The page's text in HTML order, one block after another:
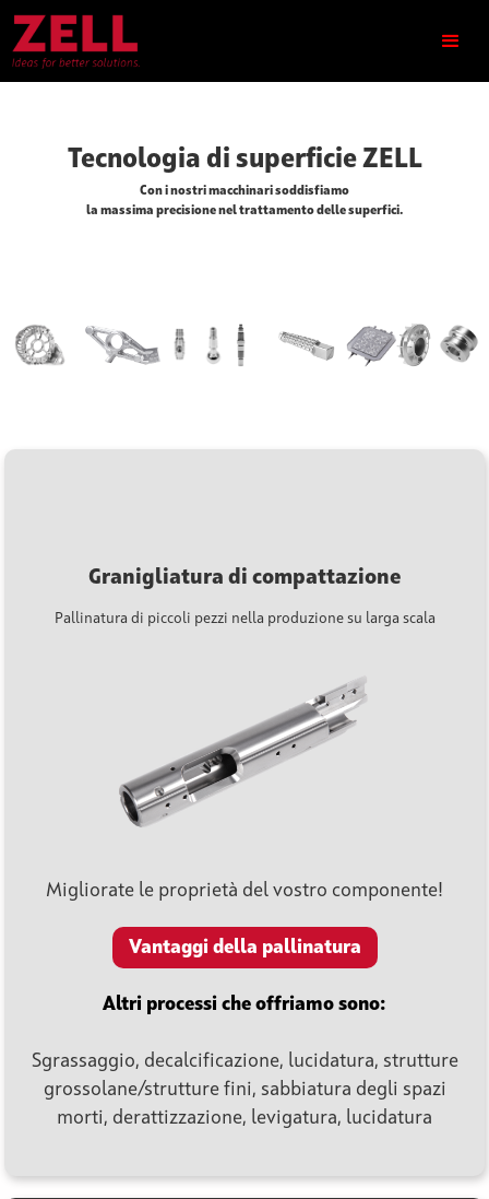
Tecnologia di superficie ZELL
Con i nostri macchinari soddisfiamo
la massima precisione nel trattamento delle superfici.
Granigliatura di compattazione
Pallinatura di piccoli pezzi nella produzione su larga scala
Migliorate le proprietà del vostro componente!
Vantaggi della pallinatura
Altri processi che offriamo sono:
Sgrassaggio, decalcificazione, lucidatura, strutture
grossolane/strutture fini, sabbiatura degli spazi
morti, derattizzazione, levigatura, lucidatura